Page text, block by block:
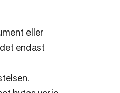
eller
endast